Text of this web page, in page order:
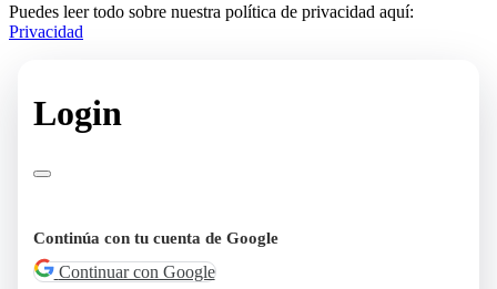
Puedes leer todo sobre nuestra política de privacidad aquí:
Privacidad
Login
Continúa con tu cuenta de Google
Continuar con Google